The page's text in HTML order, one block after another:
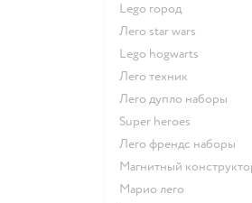
Lego город
Лего star wars
Lego hogwarts
Лего техник
Лего дупло наборы
Super heroes
Лего френдс наборы
Магнитный
Марио лего